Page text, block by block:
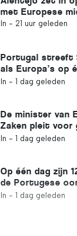
met Europese
In - 21 uur geleden
Portugal streeft
als Europa’s op
In - 1 dag geleden
De minister van
Zaken pleit voor
integratie en
In - 1 dag geleden
Op één dag zijn
de Portugese
geregistreerd
In - 1 dag geleden